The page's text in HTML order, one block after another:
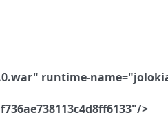
runtime-
>